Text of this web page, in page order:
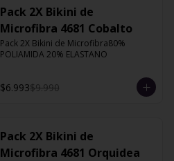
Pack 2X Bikini de
Microfibra 4681 Cobalto
Pack 2X Bikini de Microfibra80%
POLIAMIDA 20% ELASTANO
$6.993$9.990
Pack 2X Bikini de
Microfibra 4681 Orquidea